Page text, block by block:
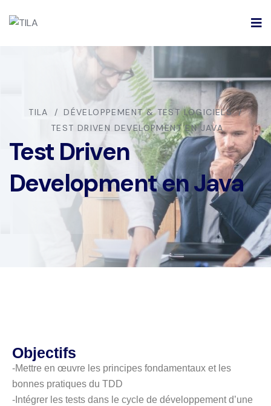
TILA
DÉVELOPPEMENT & TEST LOGICIELS
TEST DRIVEN DEVELOPMENT EN JAVA
Test Driven
Development en Java
Objectifs
-Mettre en œuvre les principes fondamentaux et les
bonnes pratiques du TDD
-Intégrer les tests dans le cycle de développement d’une